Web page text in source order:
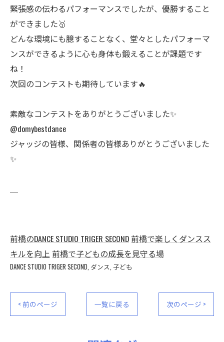
緊張感の伝わるパフォーマンスでしたが、優勝すること
ができました🥇
どんな環境にも臆することなく、堂々としたパフォーマ
ンスができるように心も身体も鍛えることが課題です
ね！
次回のコンテストも期待しています🔥
素敵なコンテストをありがとうございました✨
@domybestdance
ジャッジの皆様、関係者の皆様ありがとうございました
✨
前橋のDANCE STUDIO TRIGER SECOND前橋で楽しくダンスス
キルを向上 前橋で子どもの成長を見守る場
DANCE STUDIO TRIGER SECOND ダンス 子ども
< 前のページ 一覧に戻る 次のページ >